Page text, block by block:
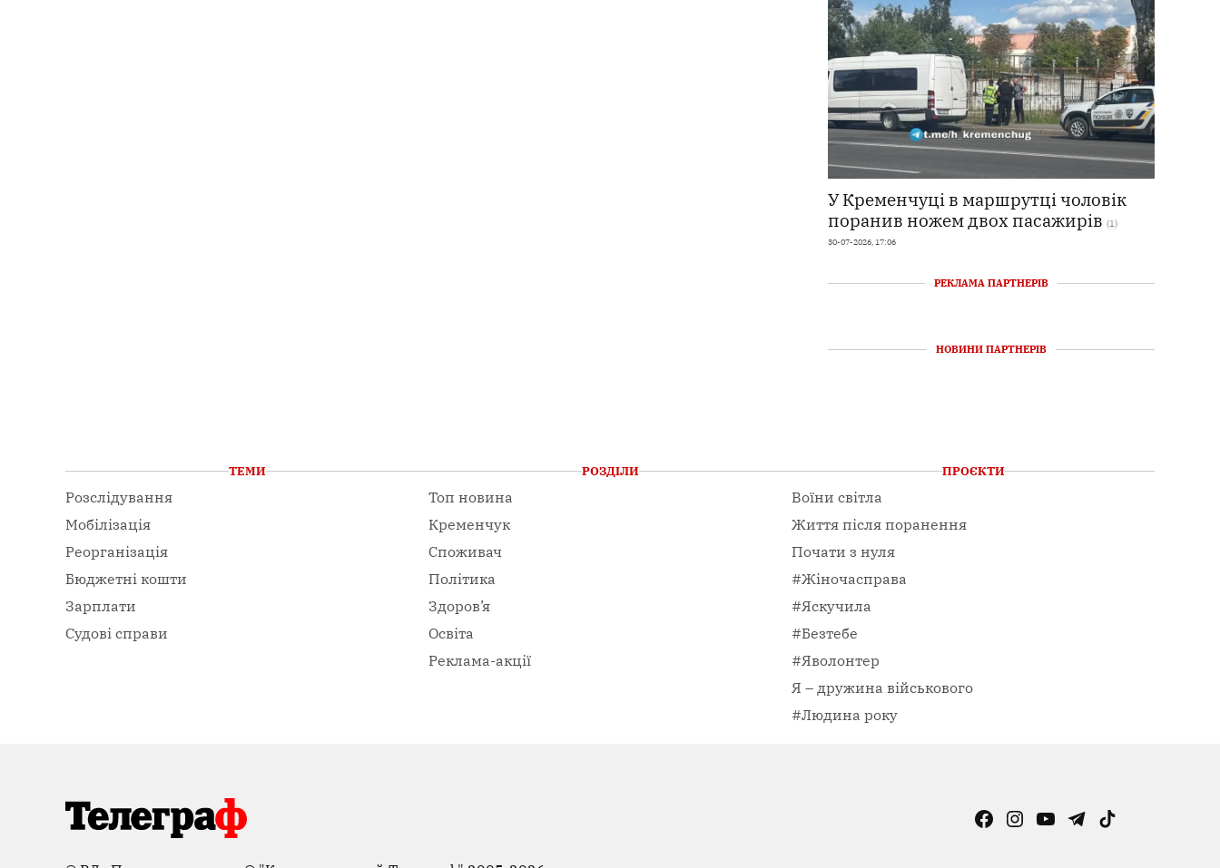
У Кременчуці в маршрутці чоловік
поранив ножем двох пасажирів (1)
30-07-2026, 17:06
РЕКЛАМА ПАРТНЕРІВ
НОВИНИ ПАРТНЕРІВ
ТЕМИ
Розслідування
Мобілізація
Реорганізація
Бюджетні кошти
Зарплати
Судові справи
РОЗДІЛИ
Топ новина
Кременчук
Споживач
Політика
Здоров’я
Освіта
Реклама-акції
ПРОЄКТИ
Воїни світла
Життя після поранення
Почати з нуля
#Жіночасправа
#Яскучила
#Безтебе
#Яволонтер
Я – дружина військового
#Людина року
FacebookInstagram
YouTubeTelegram
TikTok